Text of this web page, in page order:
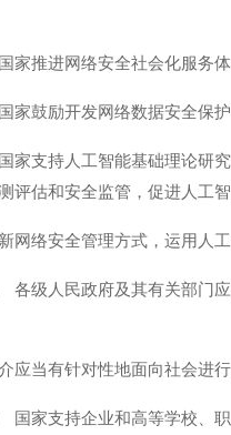
推进网络安全社会化服务体
鼓励开发网络数据安全保护
支持人工智能基础理论研
评估和安全监管，促进人工智
网络安全管理方式，运用人
级人民政府及其有关部门
应当有针对性地面向社会进行
家支持企业和高等学校、